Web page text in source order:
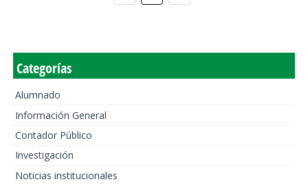
Categorías
Alumnado
Información General
Contador Público
Investigación
Noticias institucionales